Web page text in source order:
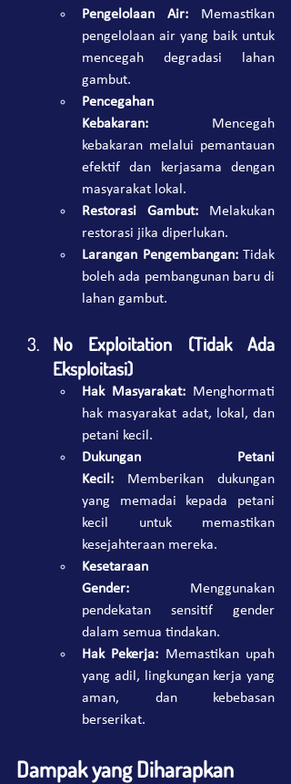
Pengelolaan Air: Memastikan
pengelolaan air yang baik untuk
mencegah degradasi lahan
gambut.
Pencegahan
Kebakaran: Mencegah
kebakaran melalui pemantauan
efektif dan kerjasama dengan
masyarakat lokal.
Restorasi Gambut: Melakukan
restorasi jika diperlukan.
Larangan Pengembangan: Tidak
boleh ada pembangunan baru di
lahan gambut.
No Exploitation (Tidak Ada
Eksploitasi)
Hak Masyarakat: Menghormati
hak masyarakat adat, lokal, dan
petani kecil.
Dukungan Petani
Kecil: Memberikan dukungan
yang memadai kepada petani
kecil untuk memastikan
kesejahteraan mereka.
Kesetaraan
Gender: Menggunakan
pendekatan sensitif gender
dalam semua tindakan.
Hak Pekerja: Memastikan upah
yang adil, lingkungan kerja yang
aman, dan kebebasan
berserikat.
Dampak yang Diharapkan